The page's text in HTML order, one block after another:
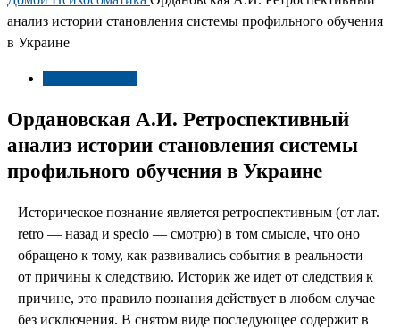
анализ истории становления системы профильного обучения
в Украине
Ордановская А.И. Ретроспективный
анализ истории становления системы
профильного обучения в Украине
Историческое познание является ретроспективным (от лат.
retro — назад и specio — смотрю) в том смысле, что оно
обращено к тому, как развивались события в реальности —
от причины к следствию. Историк же идет от следствия к
причине, это правило познания действует в любом случае
без исключения. В снятом виде последующее содержит в